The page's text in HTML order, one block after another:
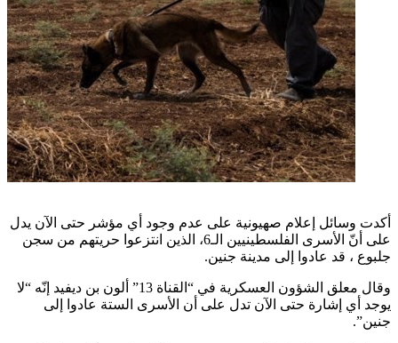
أكدت وسائل إعلام صهيونية على عدم وجود أي مؤشر حتى الآن يدل
على أنّ الأسرى الفلسطينيين الـ6، الذين انتزعوا حريتهم من سجن
جلبوع ، قد عادوا إلى مدينة جنين.
وقال معلق الشؤون العسكرية في “القناة 13” ألون بن ديفيد إنّه “لا
يوجد أي إشارة حتى الآن تدل على أن الأسرى الستة عادوا إلى
جنين”.